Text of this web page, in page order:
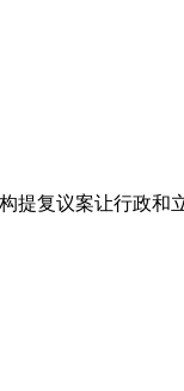
复议案让行政和